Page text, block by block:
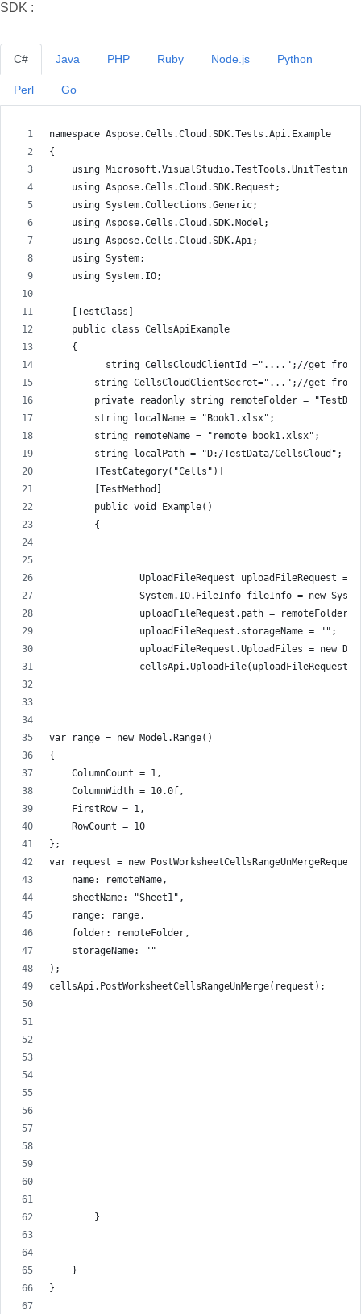
SDK :
C#
namespace Aspose.Cells.Cloud.SDK.Tests.Api.Example
{
    using Microsoft.VisualStudio.TestTools.UnitTesting;
    using Aspose.Cells.Cloud.SDK.Request;
    using System.Collections.Generic;
    using Aspose.Cells.Cloud.SDK.Model;
    using Aspose.Cells.Cloud.SDK.Api;
    using System;
    using System.IO;
    [TestClass]
    public class CellsApiExample
    {
string CellsCloudClientId ="....";//get
string CellsCloudClientSecret="...";//get
private readonly string remoteFolder =
        string localName = "Book1.xlsx";
        string remoteName = "remote_book1.xlsx";
        string localPath = "D:/TestData/CellsCloud";
        [TestCategory("Cells")]
        [TestMethod]
        public void Example()
        {
UploadFileRequest uploadFileRequest =
System.IO.FileInfo fileInfo = new
uploadFileRequest.path = remoteFolder
                uploadFileRequest.storageName = "";
uploadFileRequest.UploadFiles = new
                cellsApi.UploadFile(uploadFileRequest);
var range = new Model.Range()
{
    ColumnCount = 1,
    ColumnWidth = 10.0f,
    FirstRow = 1,
    RowCount = 10
};
var request = new
    name: remoteName,
    sheetName: "Sheet1",
    range: range,
    folder: remoteFolder,
    storageName: ""
);
cellsApi.PostWorksheetCellsRangeUnMerge(request);
        }
    }
}
Java PHP Ruby Node.js Python
Perl Go